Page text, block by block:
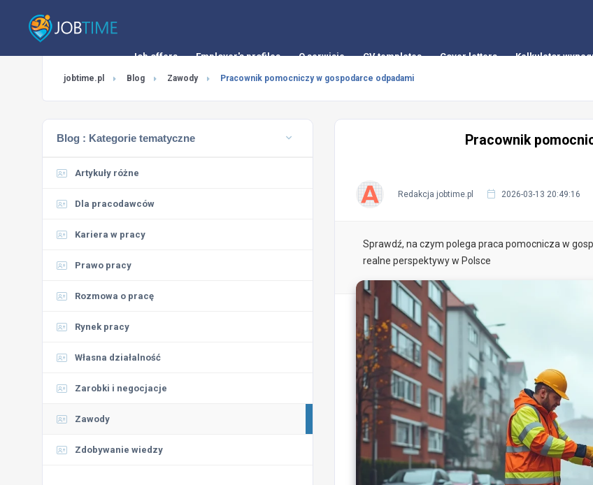
Job offers Employer's profiles O serwisie CV templates Cover letters Kalkulator
jobtime.pl Blog Zawody Pracownik pomocniczy w gospodarce odpadami
Blog : Kategorie tematyczne
Artykuły różne
Dla pracodawców
Kariera w pracy
Prawo pracy
Rozmowa o pracę
Rynek pracy
Własna działalność
Zarobki i negocjacje
Zawody
Zdobywanie wiedzy
Pracownik
Redakcja jobtime.pl 2026-03-13 20:49:16
Sprawdź, na czym polega praca pomocnicza w
realne perspektywy w Polsce